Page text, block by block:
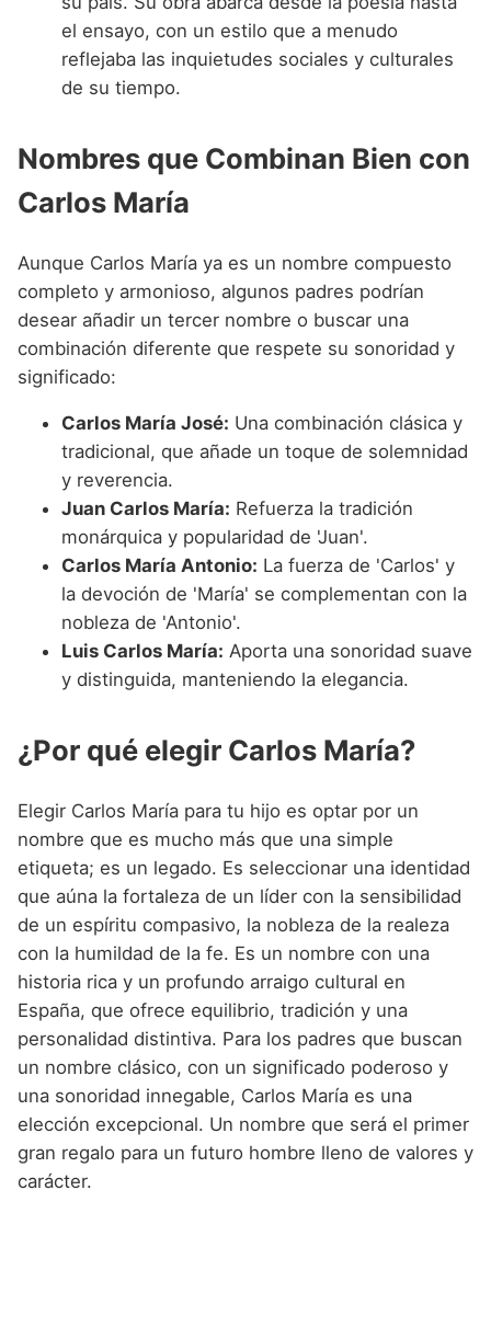
el ensayo, con un estilo que a menudo
reflejaba las inquietudes sociales y culturales
de su tiempo.
Nombres que Combinan Bien con
Carlos María
Aunque Carlos María ya es un nombre compuesto
completo y armonioso, algunos padres podrían
desear añadir un tercer nombre o buscar una
combinación diferente que respete su sonoridad y
significado:
Carlos María José: Una combinación clásica y
tradicional, que añade un toque de solemnidad
y reverencia.
Juan Carlos María: Refuerza la tradición
monárquica y popularidad de 'Juan'.
Carlos María Antonio: La fuerza de 'Carlos' y
la devoción de 'María' se complementan con la
nobleza de 'Antonio'.
Luis Carlos María: Aporta una sonoridad suave
y distinguida, manteniendo la elegancia.
¿Por qué elegir Carlos María?
Elegir Carlos María para tu hijo es optar por un
nombre que es mucho más que una simple
etiqueta; es un legado. Es seleccionar una identidad
que aúna la fortaleza de un líder con la sensibilidad
de un espíritu compasivo, la nobleza de la realeza
con la humildad de la fe. Es un nombre con una
historia rica y un profundo arraigo cultural en
España, que ofrece equilibrio, tradición y una
personalidad distintiva. Para los padres que buscan
un nombre clásico, con un significado poderoso y
una sonoridad innegable, Carlos María es una
elección excepcional. Un nombre que será el primer
gran regalo para un futuro hombre lleno de valores y
carácter.